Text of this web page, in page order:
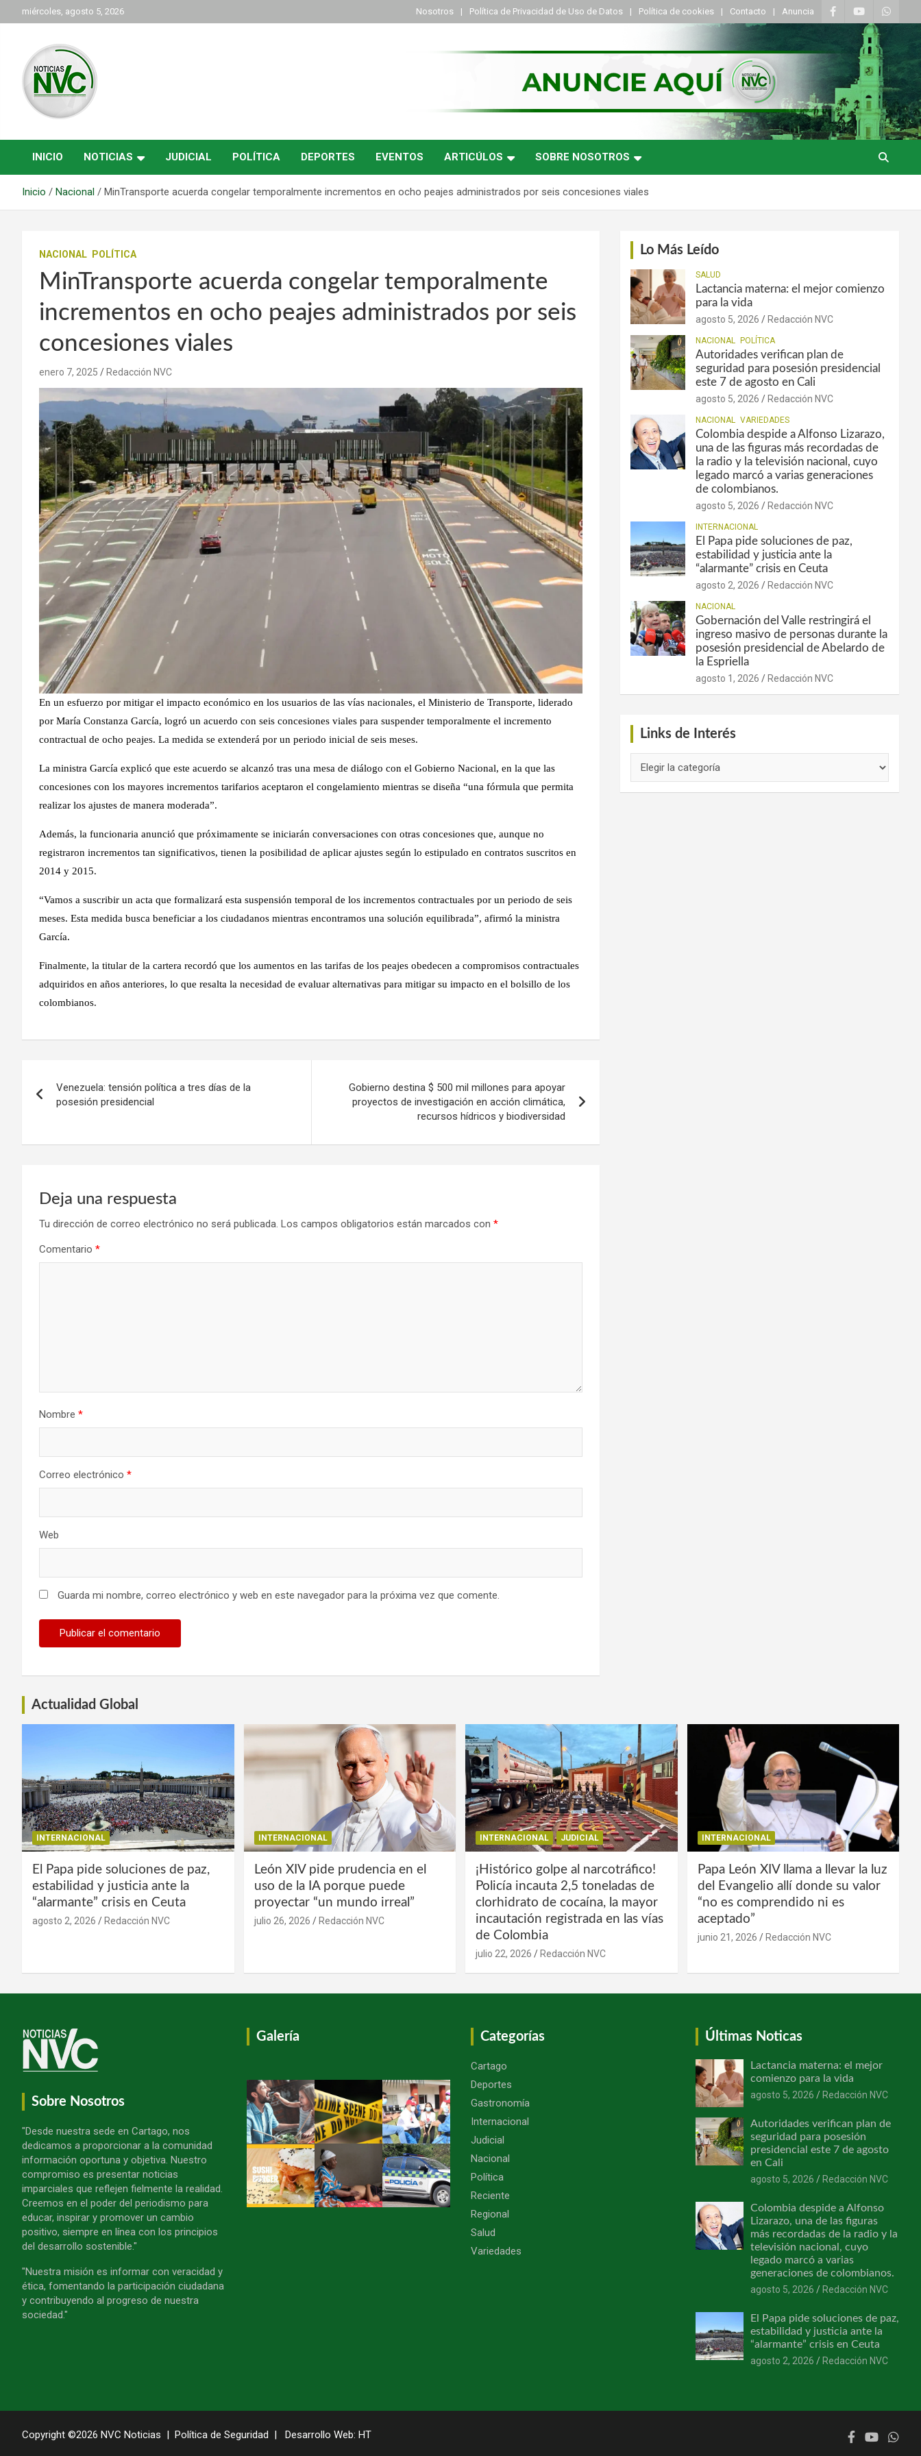
al
miércoles, agosto 5, 2026 Nosotros Política de Privacidad de Uso de Datos Política de cookies Contacto Anuncia
NVC Noticias
INICIO NOTICIAS JUDICIAL POLÍTICA DEPORTES EVENTOS ARTICÚLOS SOBRE NOSOTROS
Inicio Nacional MinTransporte acuerda congelar temporalmente incrementos en ocho peajes administrados por seis concesiones viales
NACIONAL POLÍTICA
MinTransporte acuerda congelar temporalmente
incrementos en ocho peajes administrados por seis
concesiones viales
enero 7, 2025 Redacción NVC
En un esfuerzo por mitigar el impacto económico en los usuarios de las vías nacionales, el Ministerio de Transporte, liderado
por María Constanza García, logró un acuerdo con seis concesiones viales para suspender temporalmente el incremento
contractual de ocho peajes. La medida se extenderá por un periodo inicial de seis meses.
La ministra García explicó que este acuerdo se alcanzó tras una mesa de diálogo con el Gobierno Nacional, en la que las
concesiones con los mayores incrementos tarifarios aceptaron el congelamiento mientras se diseña “una fórmula que permita
realizar los ajustes de manera moderada”.
Además, la funcionaria anunció que próximamente se iniciarán conversaciones con otras concesiones que, aunque no
registraron incrementos tan significativos, tienen la posibilidad de aplicar ajustes según lo estipulado en contratos suscritos en
2014 y 2015.
“Vamos a suscribir un acta que formalizará esta suspensión temporal de los incrementos contractuales por un periodo de seis
meses. Esta medida busca beneficiar a los ciudadanos mientras encontramos una solución equilibrada”, afirmó la ministra
García.
Finalmente, la titular de la cartera recordó que los aumentos en las tarifas de los peajes obedecen a compromisos contractuales
adquiridos en años anteriores, lo que resalta la necesidad de evaluar alternativas para mitigar su impacto en el bolsillo de los
colombianos.
de
Venezuela: tensión política a tres días de la
posesión presidencial
Gobierno destina $ 500 mil millones para apoyar
proyectos de investigación en acción climática,
recursos hídricos y biodiversidad
Deja una respuesta
Tu dirección de correo electrónico no será publicada. Los campos obligatorios están marcados con *
Comentario *
Nombre *
Correo electrónico *
Web
Guarda mi nombre, correo electrónico y web en este navegador para la próxima vez que comente.
Lo Más Leído
SALUD
Lactancia materna: el mejor comienzo
para la vida
agosto 5, 2026 Redacción NVC
NACIONAL POLÍTICA
Autoridades verifican plan de
seguridad para posesión presidencial
este 7 de agosto en Cali
agosto 5, 2026 Redacción NVC
NACIONAL VARIEDADES
Colombia despide a Alfonso Lizarazo,
una de las figuras más recordadas de
la radio y la televisión nacional, cuyo
legado marcó a varias generaciones
de colombianos.
agosto 5, 2026 Redacción NVC
INTERNACIONAL
El Papa pide soluciones de paz,
estabilidad y justicia ante la
“alarmante” crisis en Ceuta
agosto 2, 2026 Redacción NVC
NACIONAL
Gobernación del Valle restringirá el
ingreso masivo de personas durante la
posesión presidencial de Abelardo de
la Espriella
agosto 1, 2026 Redacción NVC
Links de Interés
de
Actualidad Global
INTERNACIONAL
El Papa pide soluciones de paz,
estabilidad y justicia ante la
“alarmante” crisis en Ceuta
agosto 2, 2026 Redacción NVC
INTERNACIONAL
León XIV pide prudencia en el
uso de la IA porque puede
proyectar “un mundo irreal”
julio 26, 2026 Redacción NVC
INTERNACIONAL JUDICIAL
¡Histórico golpe al narcotráfico!
Policía incauta 2,5 toneladas de
clorhidrato de cocaína, la mayor
incautación registrada en las vías
de Colombia
julio 22, 2026 Redacción NVC
INTERNACIONAL
Papa León XIV llama a llevar la luz
del Evangelio allí donde su valor
“no es comprendido ni es
aceptado”
junio 21, 2026 Redacción NVC
Sobre Nosotros
"Desde nuestra sede en Cartago, nos
dedicamos a proporcionar a la comunidad
información oportuna y objetiva. Nuestro
compromiso es presentar noticias
imparciales que reflejen fielmente la realidad.
Creemos en el poder del periodismo para
educar, inspirar y promover un cambio
positivo, siempre en línea con los principios
del desarrollo sostenible."
"Nuestra misión es informar con veracidad y
ética, fomentando la participación ciudadana
y contribuyendo al progreso de nuestra
sociedad."
Galería Categorías
Cartago
Deportes
Gastronomía
Internacional
Judicial
Nacional
Política
Reciente
Regional
Salud
Variedades
Últimas Noticas
Lactancia materna: el mejor
comienzo para la vida
agosto 5, 2026
Redacción NVC
Autoridades verifican plan de
seguridad para posesión
presidencial este 7 de agosto
en Cali
agosto 5, 2026
Redacción NVC
Colombia despide a Alfonso
Lizarazo, una de las figuras
más recordadas de la radio y la
televisión nacional, cuyo
legado marcó a varias
generaciones de colombianos.
agosto 5, 2026
Redacción NVC
El Papa pide soluciones de paz,
estabilidad y justicia ante la
“alarmante” crisis en Ceuta
agosto 2, 2026
Redacción NVC
Copyright ©2026 NVC Noticias Política de Seguridad Desarrollo Web: HT